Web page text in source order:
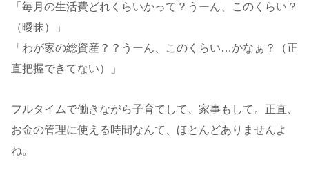
「毎月の生活費どれくらいかって？うーん、このくらい？
（曖昧）」
「わが家の総資産？？うーん、このくらい…かなぁ？（正
直把握できてない）」
フルタイムで働きながら子育てして、家事もして。正直、
お金の管理に使える時間なんて、ほとんどありませんよ
ね。